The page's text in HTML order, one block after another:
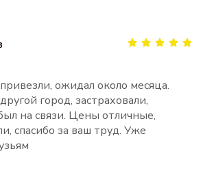
ожидал около месяца.
город, застраховали,
на связи. Цены отличные,
спасибо за ваш труд. Уже